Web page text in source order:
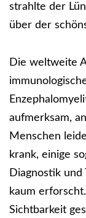
strahlte der
über der
Die weltweite
aufmerksam,
Menschen
krank, einige
Diagnostik und
kaum
Sichtbarkeit